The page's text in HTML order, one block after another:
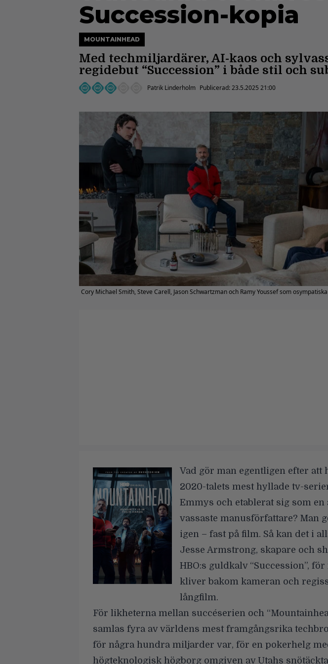
Succession-kopia
MOUNTAINHEAD
Med techmiljardärer, AI-kaos och
regidebut “Succession” i både stil och
Patrik Linderholm Publicerad:23.5.2025 21:00
Cory Michael Smith, Steve Carell, Jason Schwartzman och Ramy Youssef som
Vad gör man egentligen efter att
2020-talets mest hyllade tv-
Emmys och etablerat sig som en
vassaste manusförfattare? Man
igen – fast på film. Så kan det i
Jesse Armstrong, skapare och
HBO:s guldkalv “Succession”,
kliver bakom kameran och
långfilm.
För likheterna mellan succéserien och
samlas fyra av världens mest framgångsrika
för några hundra miljarder var, för en pokerhelg
högteknologisk högborg omgiven av Utahs